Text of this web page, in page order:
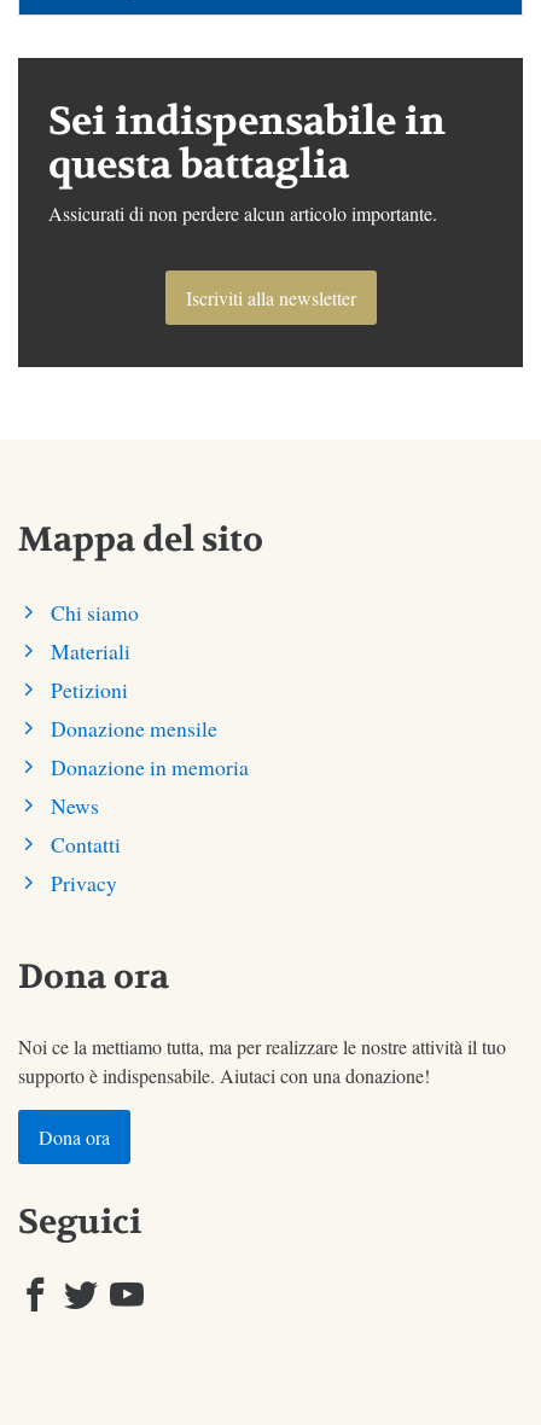
Sei indispensabile in
questa battaglia
Assicurati di non perdere alcun articolo importante.
Iscriviti alla newsletter
Mappa del sito
Chi siamo
Materiali
Petizioni
Donazione mensile
Donazione in memoria
News
Contatti
Privacy
Dona ora
Noi ce la mettiamo tutta, ma per realizzare le nostre attività il tuo
supporto è indispensabile. Aiutaci con una donazione!
Dona ora
Seguici